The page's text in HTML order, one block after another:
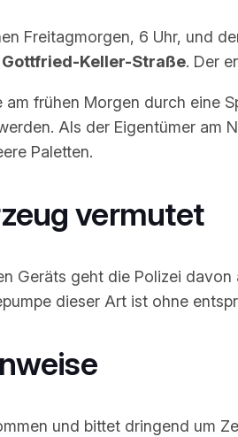
Freitagmorgen, 6 Uhr, und
Gottfried-Keller-Straße. Der
frühen Morgen durch
Als der Eigentümer am
Paletten.
vermutet
Geräts geht die Polizei davon
dieser Art ist ohne
und bittet dringend um